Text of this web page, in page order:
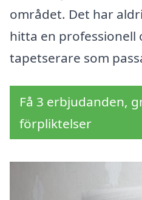
området. Det har
hitta en professionell
tapetserare som
Få 3 erbjudanden,
förpliktelser